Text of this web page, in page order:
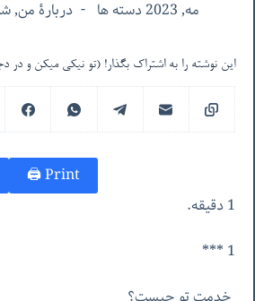
مه, 2023 دسته ها دربارۀ من,
این نوشته را به اشتراک بگذار! (تو نیکی میکن و در
Print 🖨
1 دقیقه.
1 ***